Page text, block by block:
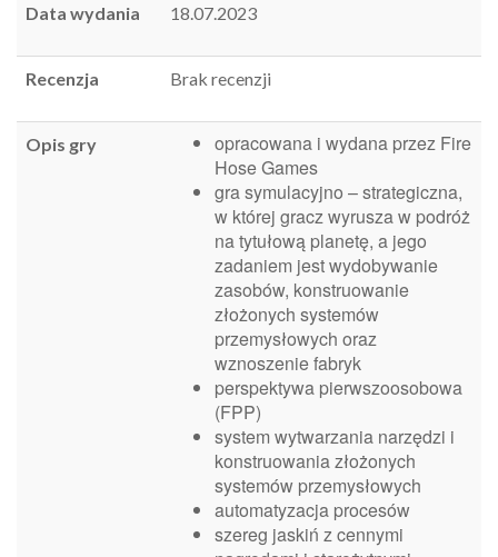
Data wydania 18.07.2023
Recenzja Brak recenzji
Opis gry
opracowana i wydana przez Fire
Hose Games
gra symulacyjno – strategiczna,
w której gracz wyrusza w podróż
na tytułową planetę, a jego
zadaniem jest wydobywanie
zasobów, konstruowanie
złożonych systemów
przemysłowych oraz
wznoszenie fabryk
perspektywa pierwszoosobowa
(FPP)
system wytwarzania narzędzi i
konstruowania złożonych
systemów przemysłowych
automatyzacja procesów
szereg jaskiń z cennymi